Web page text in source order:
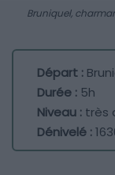
Bruniquel,
Départ :
Durée : 5h
Niveau : très
Dénivelé :